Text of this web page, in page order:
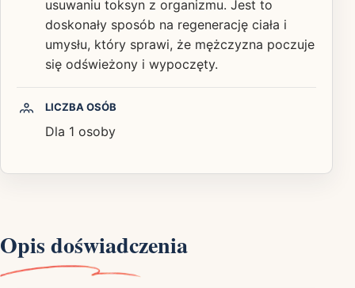
usuwaniu toksyn z organizmu. Jest to
doskonały sposób na regenerację ciała i
umysłu, który sprawi, że mężczyzna poczuje
się odświeżony i wypoczęty.
LICZBA OSÓB
Dla 1 osoby
Opis doświadczenia